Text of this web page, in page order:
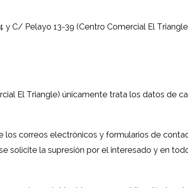
y C/ Pelayo 13-39 (Centro Comercial El
El Triangle) únicamente trata los datos de
correos electrónicos y formularios de
solicite la supresión por el interesado y en